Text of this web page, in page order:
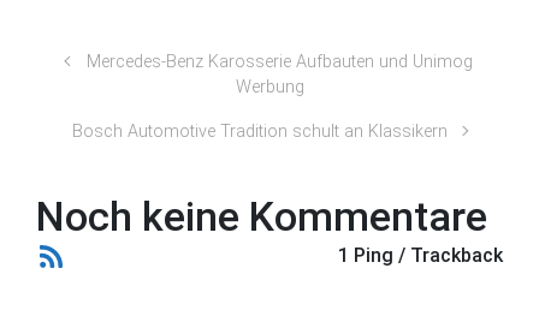
Mercedes-Benz Karosserie Aufbauten und Unimog
Werbung
Bosch Automotive Tradition schult an Klassikern
Noch keine Kommentare
1 Ping / Trackback